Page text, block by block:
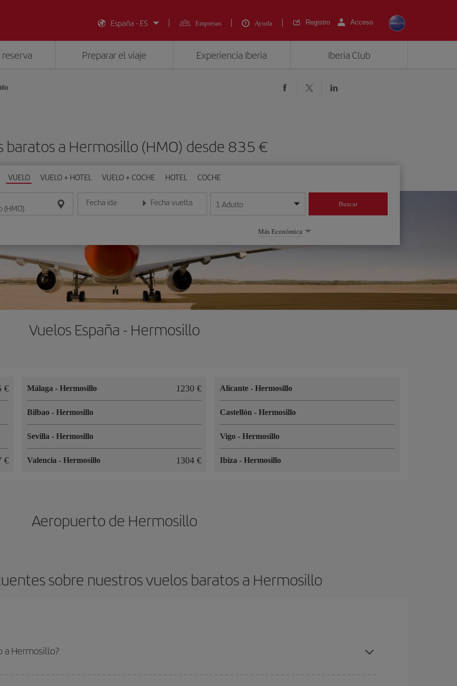
España - ES Empresas Ayuda Registro Acceso
Preparar el viaje Experiencia Iberia Iberia Club
baratos a Hermosillo (HMO) desde 835 €
VUELO VUELO + HOTEL VUELO + COCHE HOTEL COCHE
Fecha ida
Introduce la fecha en formato día/mes/año
Fecha vuelta
Introduce la fecha en formato día/mes/año
1 Adulto Buscar
Más Económica
Vuelos España - Hermosillo
€
€
Málaga - Hermosillo 1230 €
Bilbao - Hermosillo
Sevilla - Hermosillo
Valencia - Hermosillo 1304 €
Alicante-Hermosillo
Castellón-Hermosillo
Vigo-Hermosillo
Ibiza-Hermosillo
Aeropuerto de Hermosillo
sobre nuestros vuelos baratos a Hermosillo
a Hermosillo?